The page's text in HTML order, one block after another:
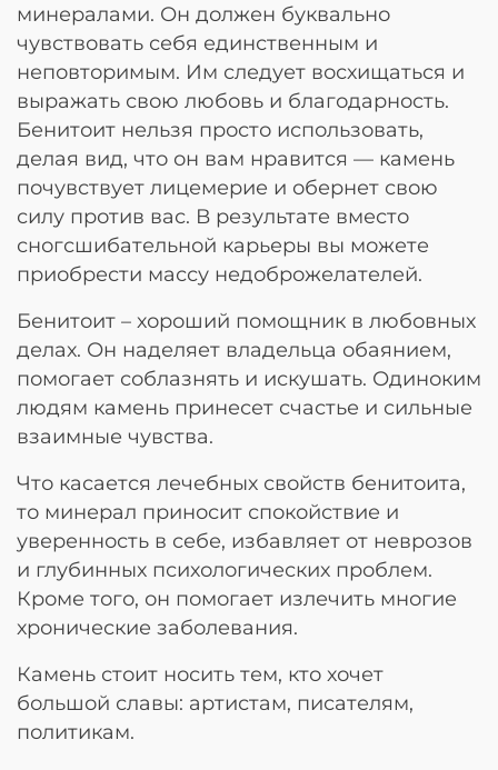
минералами. Он должен буквально
чувствовать себя единственным и
неповторимым. Им следует восхищаться и
выражать свою любовь и благодарность.
Бенитоит нельзя просто использовать,
делая вид, что он вам нравится — камень
почувствует лицемерие и обернет свою
силу против вас. В результате вместо
сногсшибательной карьеры вы можете
приобрести массу недоброжелателей.
Бенитоит – хороший помощник в любовных
делах. Он наделяет владельца обаянием,
помогает соблазнять и искушать. Одиноким
людям камень принесет счастье и сильные
взаимные чувства.
Что касается лечебных свойств бенитоита,
то минерал приносит спокойствие и
уверенность в себе, избавляет от неврозов
и глубинных психологических проблем.
Кроме того, он помогает излечить многие
хронические заболевания.
Камень стоит носить тем, кто хочет
большой славы: артистам, писателям,
политикам.